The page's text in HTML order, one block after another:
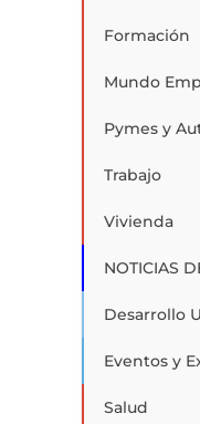
Formación
Mundo
Pymes y
Trabajo
Vivienda
NOTICIAS
Desarrollo
Eventos y
Salud